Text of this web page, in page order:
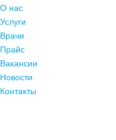
О нас
Услуги
Врачи
Прайс
Вакансии
Новости
Контакты